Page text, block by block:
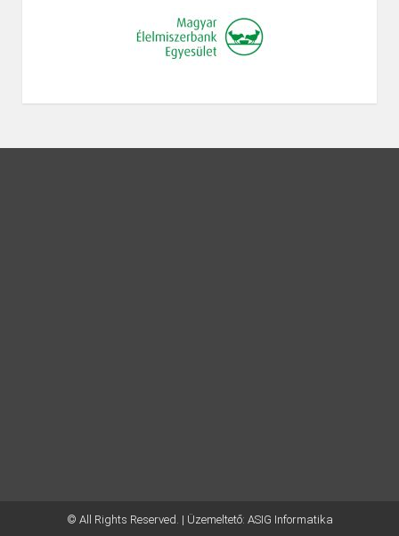
© All Rights Reserved. | Üzemeltető: ASIG Informatika